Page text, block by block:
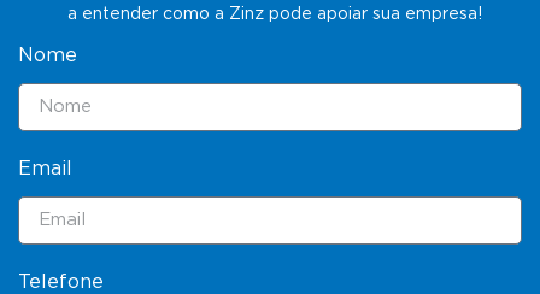
a entender como a Zinz pode apoiar sua empresa!
Nome
Email
Telefone